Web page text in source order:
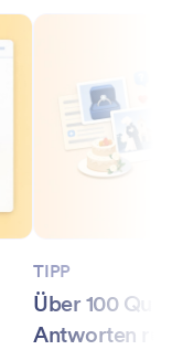
TIPP
Über 100
Antworten